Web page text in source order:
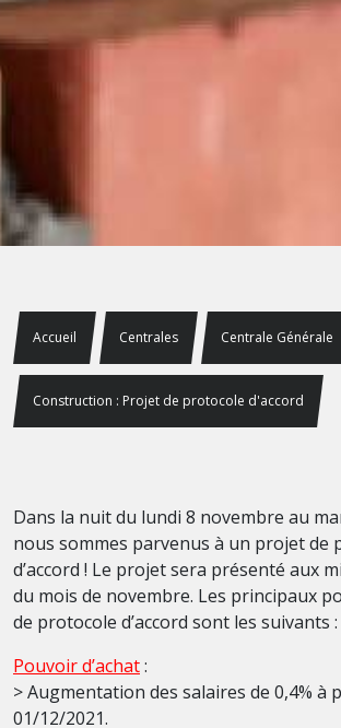
Accueil Centrales Centrale Générale
Construction : Projet de protocole d'accord
Dans la nuit du lundi 8 novembre au
nous sommes parvenus à un projet de
d’accord ! Le projet sera présenté aux
du mois de novembre. Les principaux
de protocole d’accord sont les suivants :
Pouvoir d’achat:
> Augmentation des salaires de 0,4% à
01/12/2021.